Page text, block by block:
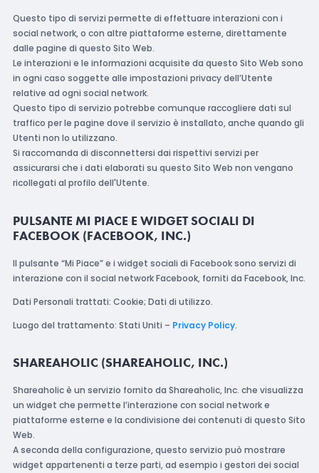
Questo tipo di servizi permette di effettuare interazioni con i
social network, o con altre piattaforme esterne, direttamente
dalle pagine di questo Sito Web.
Le interazioni e le informazioni acquisite da questo Sito Web sono
in ogni caso soggette alle impostazioni privacy dell’Utente
relative ad ogni social network.
Questo tipo di servizio potrebbe comunque raccogliere dati sul
traffico per le pagine dove il servizio è installato, anche quando gli
Utenti non lo utilizzano.
Si raccomanda di disconnettersi dai rispettivi servizi per
assicurarsi che i dati elaborati su questo Sito Web non vengano
ricollegati al profilo dell'Utente.
PULSANTE MI PIACE E WIDGET SOCIALI DI
FACEBOOK (FACEBOOK, INC.)
Il pulsante “Mi Piace” e i widget sociali di Facebook sono servizi di
interazione con il social network Facebook, forniti da Facebook, Inc.
Dati Personali trattati: Cookie; Dati di utilizzo.
Luogo del trattamento: Stati Uniti – Privacy Policy.
SHAREAHOLIC (SHAREAHOLIC, INC.)
Shareaholic è un servizio fornito da Shareaholic, Inc. che visualizza
un widget che permette l’interazione con social network e
piattaforme esterne e la condivisione dei contenuti di questo Sito
Web.
A seconda della configurazione, questo servizio può mostrare
widget appartenenti a terze parti, ad esempio i gestori dei social